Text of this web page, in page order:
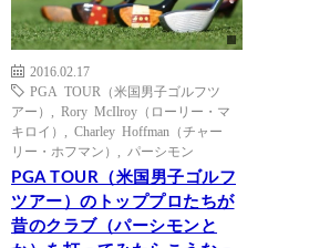
2016.02.17
PGA TOUR（米国男子ゴルフツ
アー）
Rory McIlroy（ローリー・マ
キロイ）
Charley Hoffman（チャー
リー・ホフマン）
パーシモン
PGA TOUR（米国男子ゴルフ
ツアー）のトッププロたちが
昔のクラブ（パーシモンと